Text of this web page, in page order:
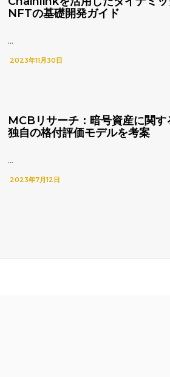
NFTの基礎開発ガイド
...
2023年11月30日
MCBリサーチ：暗号資産に関す
独自の格付評価モデルを考案
...
2023年7月12日